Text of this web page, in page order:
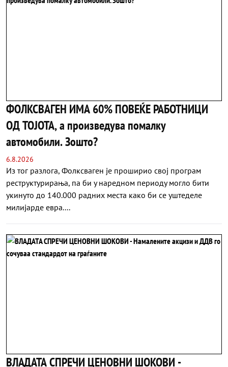
ФОЛКСВАГЕН ИМА 60% ПОВЕЌЕ РАБОТНИЦИ
ОД ТОЈОТА, а произведува помалку
автомобили. Зошто?
6.8.2026
Из тог разлога, Фолксваген је проширио свој програм
реструктурирања, па би у наредном периоду могло бити
укинуто до 140.000 радних места како би се уштеделе
милијарде евра....
ВЛАДАТА СПРЕЧИ ЦЕНОВНИ ШОКОВИ -